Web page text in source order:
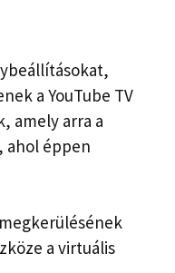
a YouTube TV
amely arra a
ahol éppen
a virtuális